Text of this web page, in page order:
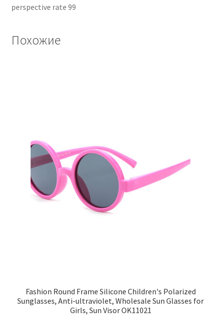
perspective rate 99
Похожие
Fashion Round Frame Silicone Children's Polarized
Sunglasses, Anti-ultraviolet, Wholesale Sun Glasses for
Girls, Sun Visor OK11021